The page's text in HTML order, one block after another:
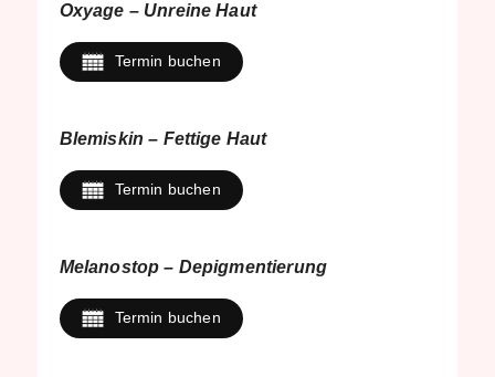
Oxyage – Unreine Haut
Termin buchen
Blemiskin – Fettige Haut
Termin buchen
Melanostop – Depigmentierung
Termin buchen